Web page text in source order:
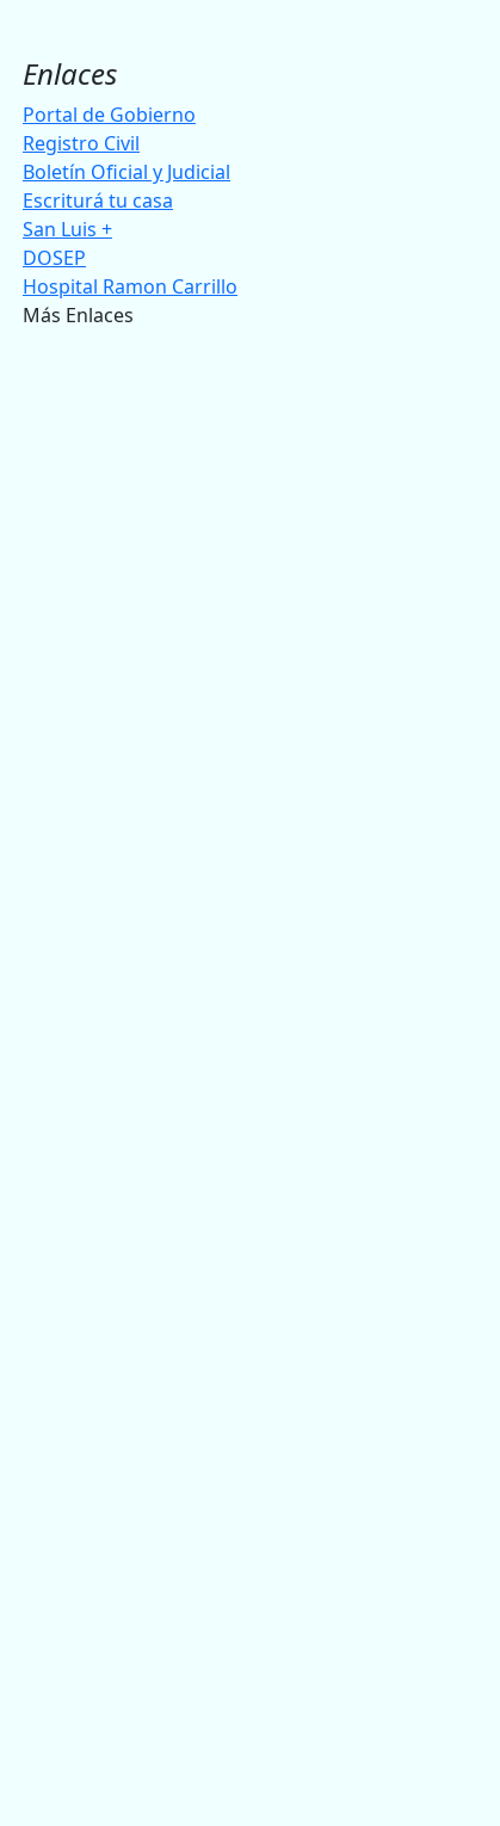
Enlaces
Portal de Gobierno
Registro Civil
Boletín Oficial y Judicial
Escriturá tu casa
San Luis +
DOSEP
Hospital Ramon Carrillo
Más Enlaces